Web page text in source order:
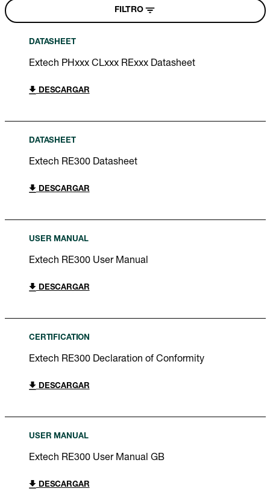
FILTRO
DATASHEET
Extech PHxxx CLxxx RExxx Datasheet
DESCARGAR
DATASHEET
Extech RE300 Datasheet
DESCARGAR
USER MANUAL
Extech RE300 User Manual
DESCARGAR
CERTIFICATION
Extech RE300 Declaration of Conformity
DESCARGAR
USER MANUAL
Extech RE300 User Manual GB
DESCARGAR